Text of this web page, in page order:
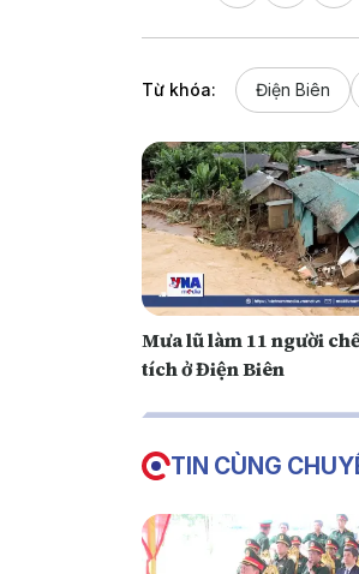
Từ khóa: Điện Biên
Mưa lũ làm 11 người
tích ở Điện Biên
TIN CÙNG